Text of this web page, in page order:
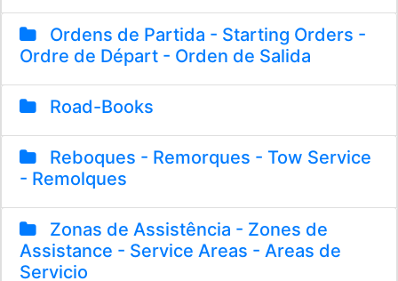
Ordens de Partida - Starting Orders -
Ordre de Départ - Orden de Salida
Road-Books
Reboques - Remorques - Tow Service
- Remolques
Zonas de Assistência - Zones de
Assistance - Service Areas - Areas de
Servicio